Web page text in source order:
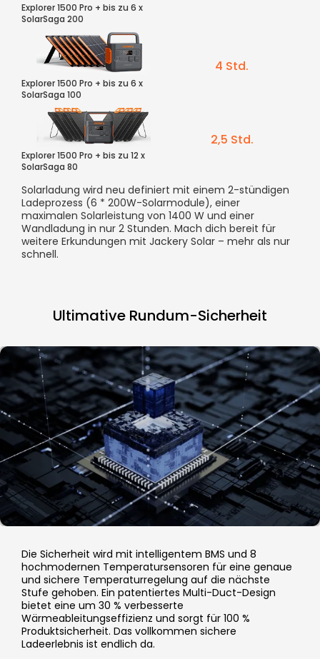
Explorer 1500 Pro + bis zu 6 x
SolarSaga 200
Explorer 1500 Pro + bis zu 6 x
SolarSaga 100
4 Std.
Explorer 1500 Pro + bis zu 12 x
SolarSaga 80
2,5 Std.
Solarladung wird neu definiert mit einem 2-stündigen
Ladeprozess (6 * 200W-Solarmodule), einer
maximalen Solarleistung von 1400 W und einer
Wandladung in nur 2 Stunden. Mach dich bereit für
weitere Erkundungen mit Jackery Solar – mehr als nur
schnell.
Ultimative Rundum-Sicherheit
Die Sicherheit wird mit intelligentem BMS und 8
hochmodernen Temperatursensoren für eine genaue
und sichere Temperaturregelung auf die nächste
Stufe gehoben. Ein patentiertes Multi-Duct-Design
bietet eine um 30 % verbesserte
Wärmeableitungseffizienz und sorgt für 100 %
Produktsicherheit. Das vollkommen sichere
Ladeerlebnis ist endlich da.